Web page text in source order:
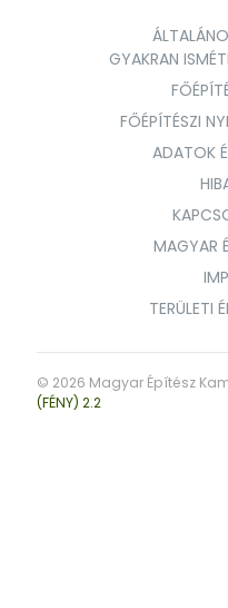
GYAKRAN
FŐÉPÍTÉSZI
ADATOK
MAGYAR
TERÜLETI
© 2026 Magyar Építész
(FÉNY) 2.2